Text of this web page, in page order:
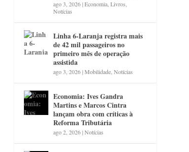
ago 3, 2026|Economia ,Livros
Notícias
Linha 6-Laranja registra mais
de 42 mil passageiros no
primeiro mês de operação
assistida
ago 3, 2026|Mobilidade ,Notícias
Economia: Ives Gandra
Martins e Marcos Cintra
lançam obra com críticas à
Reforma Tributária
ago 2, 2026|Notícias